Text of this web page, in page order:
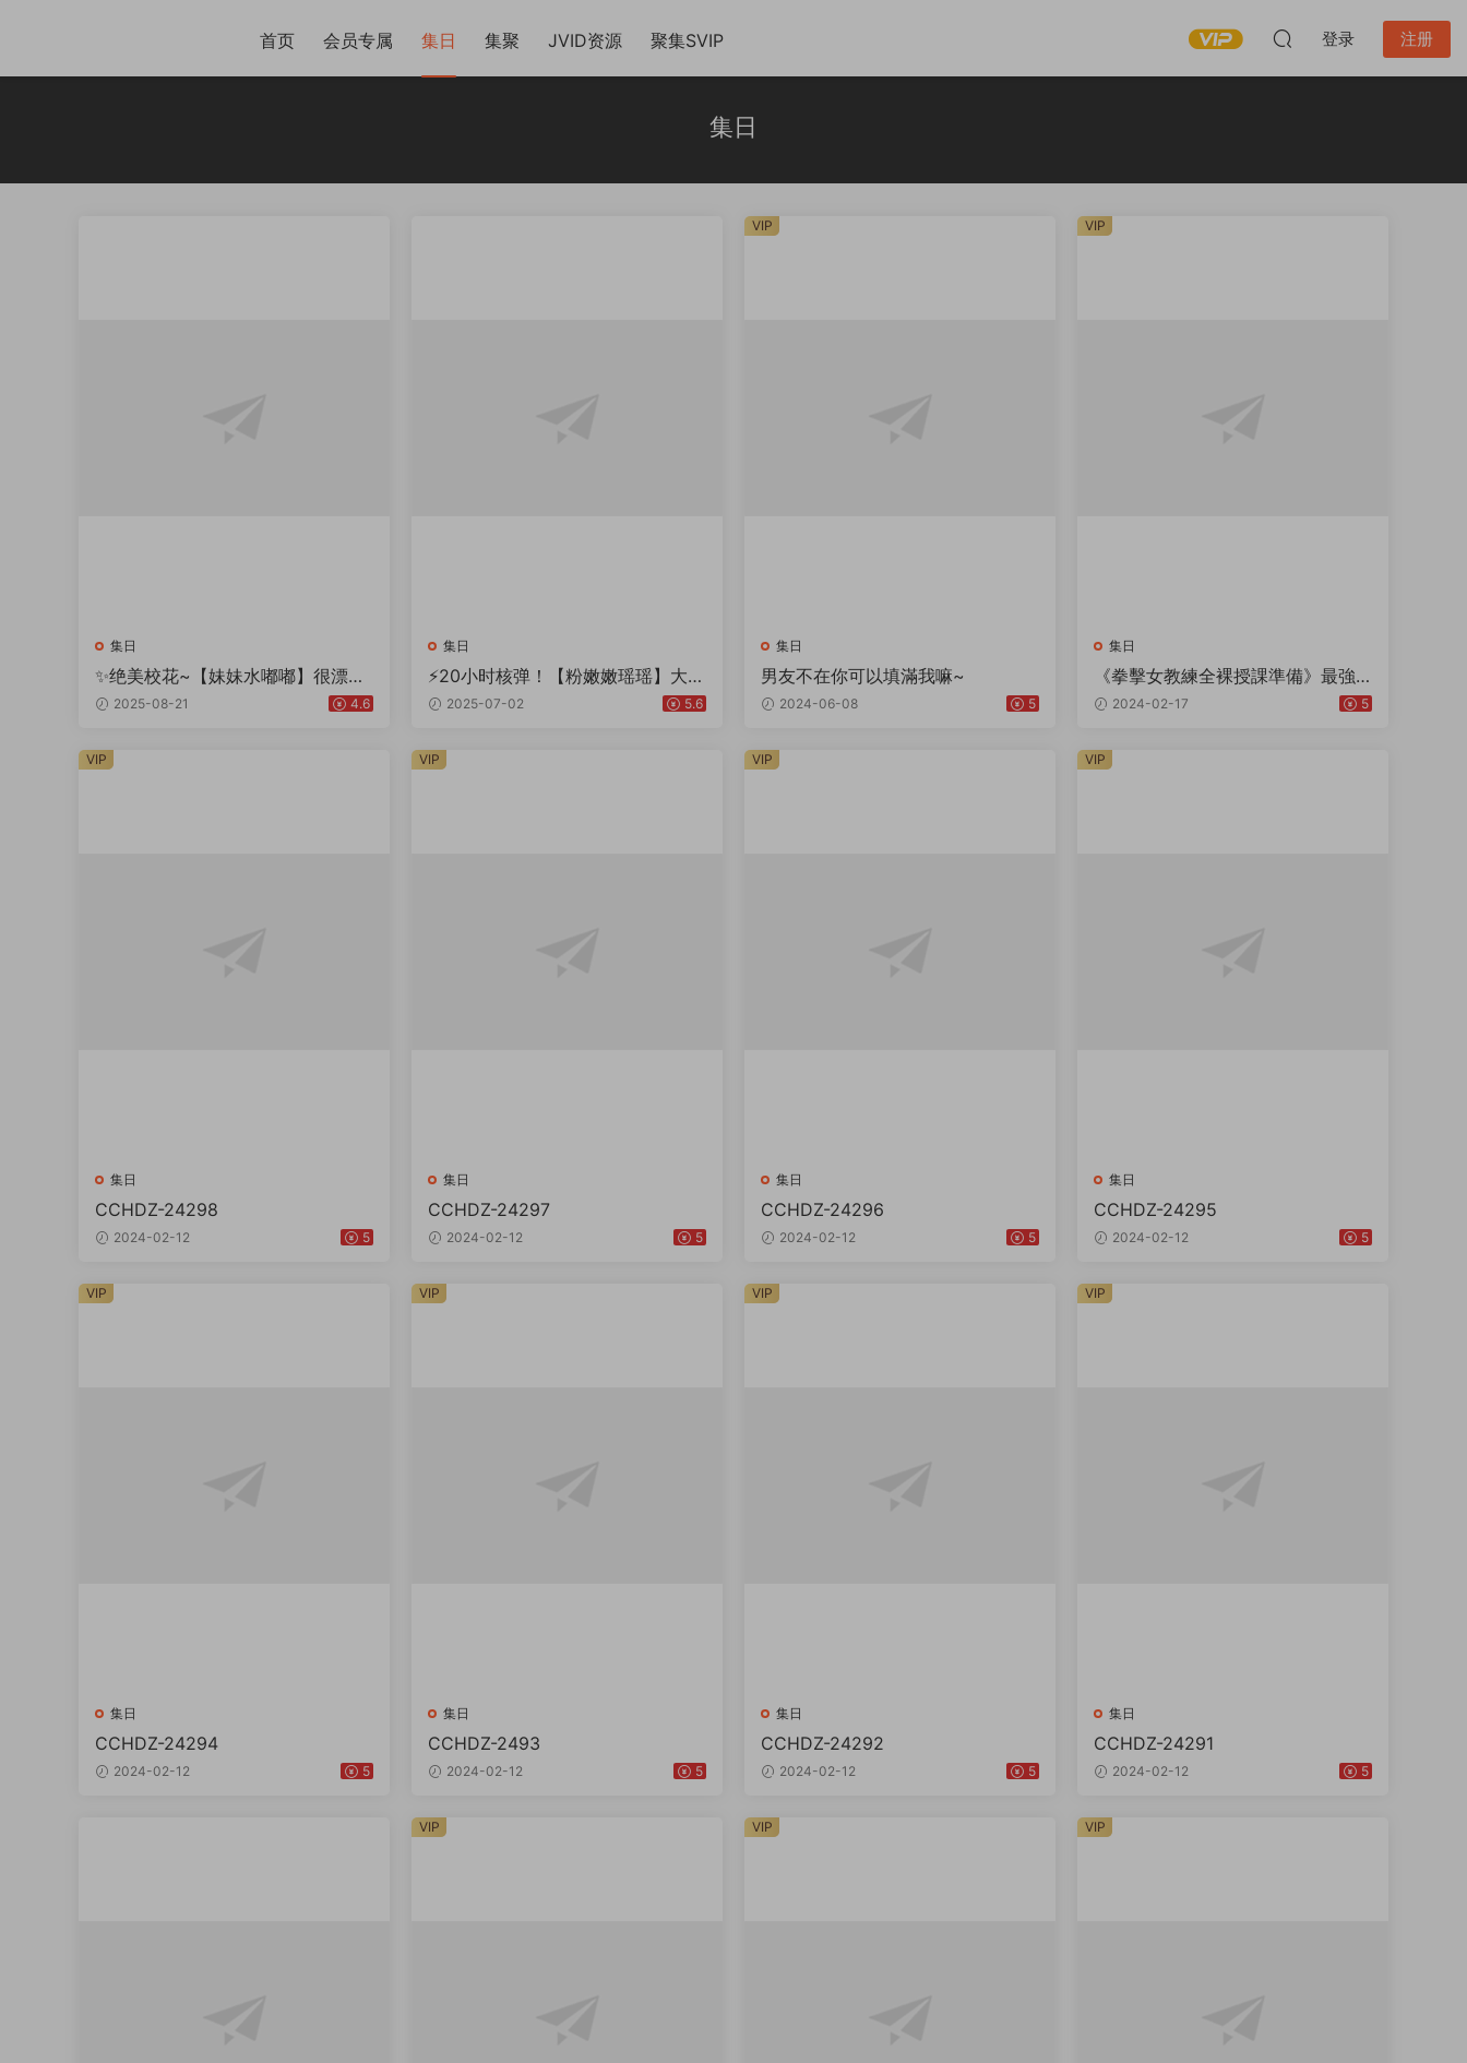
首页 会员专属 集日 集聚 JVID资源 聚集SVIP 登录 注册
集日
集日
✨绝美校花~【妹妹水嘟嘟】很漂亮
~美乳蜜臀道具自慰~爱了~
2025-08-21 4.6
集日
⚡20小时核弹！【粉嫩嫩瑶瑶】大奶
子可爱萌妹一丝不挂！~
2025-07-02 5.6
集日
男友不在你可以填滿我嘛~
2024-06-08 5
VIP
集日
《拳擊女教練全裸授課準備》最強
的一輯！巨乳女教練上課前的秘密
2024-02-17 5
VIP
集日
CCHDZ-24298
2024-02-12 5
VIP
集日
CCHDZ-24297
2024-02-12 5
VIP
集日
CCHDZ-24296
2024-02-12 5
VIP
集日
CCHDZ-24295
2024-02-12 5
VIP
集日
CCHDZ-24294
2024-02-12 5
VIP
集日
CCHDZ-2493
2024-02-12 5
VIP
集日
CCHDZ-24292
2024-02-12 5
VIP
集日
CCHDZ-24291
2024-02-12 5
VIP
VIP VIP VIP